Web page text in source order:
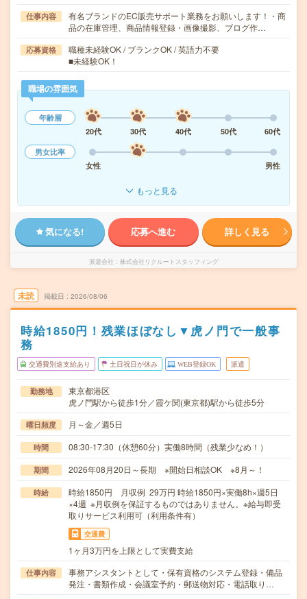
仕事内容
有名ブランドのEC販売サポート業務をお願いします！・商
品の在庫管理、商品情報登録・画像撮影、ブログ作…
応募資格
職種未経験OK / ブランクOK / 英語力不要
■未経験OK！
職場の雰囲気
年齢層
20代
30代 40代 50代
60代
男女比率
女性
男性
もっと見る
気になる! 応募へ進む 詳しく見る
派遣会社 株式会社リクルートスタッフィング
未読 掲載日 2026/08/06
時給1850円！残業ほぼなし▼虎ノ門で一般事
務
交通費別途支給あり 土日祝日が休み WEB登録OK 派遣
勤務地
東京都港区
虎ノ門駅から徒歩1分／霞ケ関(東京都)駅から徒歩5分
曜日頻度 月～金／週5日
時間 08:30-17:30（休憩60分）実働8時間（残業少なめ！）
期間 2026年08月20日～長期 ※開始日相談OK ※8月～！
時給
時給1850円 月収例 29万円 時給1850円×実働8h×週5日
×4週 ※月収例を保証するものではありません。※給与即受
取りサービス利用可（利用条件有）
交通費
1ヶ月3万円を上限として実費支給
仕事内容
事務アシスタントとして・保有資格のシステム登録・備品
発注・書類作成・会議室予約・郵送物対応・電話取り…